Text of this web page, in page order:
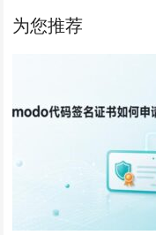
为您推荐